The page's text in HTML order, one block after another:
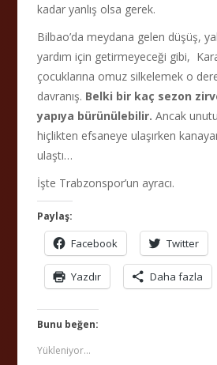
kadar yanlış olsa gerek.
Bilbao’da meydana gelen düşüş,
yardım için getirmeyeceği gibi,
çocuklarına omuz silkelemek o
davranış. Belki bir kaç sezon
yapıya bürünülebilir. Ancak
hiçlikten efsaneye ulaşırken
ulaştı…
İşte Trabzonspor’un ayracı.
Paylaş:
Facebook Twitter
Yazdır Daha fazla
Bunu beğen:
Yükleniyor...